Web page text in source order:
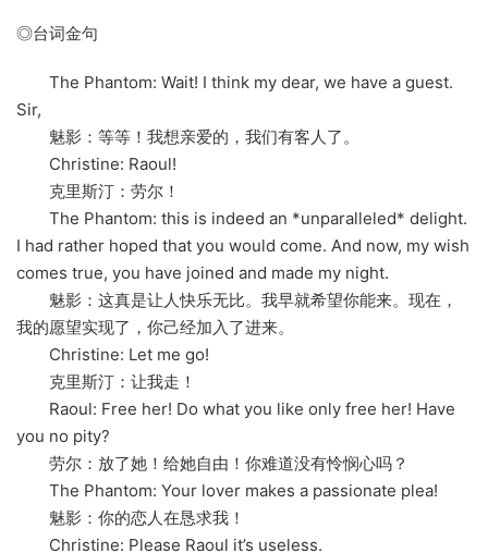
◎台词金句
The Phantom: Wait! I think my dear, we have a guest.
Sir,
魅影：等等！我想亲爱的，我们有客人了。
Christine: Raoul!
克里斯汀：劳尔！
The Phantom: this is indeed an *unparalleled* delight.
I had rather hoped that you would come. And now, my wish
comes true, you have joined and made my night.
魅影：这真是让人快乐无比。我早就希望你能来。现在，
我的愿望实现了，你己经加入了进来。
Christine: Let me go!
克里斯汀：让我走！
Raoul: Free her! Do what you like only free her! Have
you no pity?
劳尔：放了她！给她自由！你难道没有怜悯心吗？
The Phantom: Your lover makes a passionate plea!
魅影：你的恋人在恳求我！
Christine: Please Raoul it’s useless.